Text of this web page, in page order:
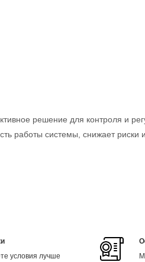
решение для контроля и
работы системы, снижает
условия лучше